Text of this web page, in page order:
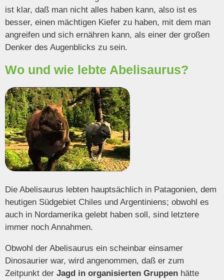
ist klar, daß man nicht alles haben kann, also ist es
besser, einen mächtigen Kiefer zu haben, mit dem man
angreifen und sich ernähren kann, als einer der großen
Denker des Augenblicks zu sein.
Wo und wie lebte Abelisaurus?
Die Abelisaurus lebten hauptsächlich in Patagonien, dem
heutigen Südgebiet Chiles und Argentiniens; obwohl es
auch in Nordamerika gelebt haben soll, sind letztere
immer noch Annahmen.
Obwohl der Abelisaurus ein scheinbar einsamer
Dinosaurier war, wird angenommen, daß er zum
Zeitpunkt der Jagd in organisierten Gruppen hätte